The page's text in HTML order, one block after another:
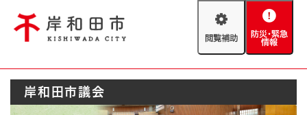
閲
助
防
緊
情
Foreign language
防災・緊急情報
岸和田市議会